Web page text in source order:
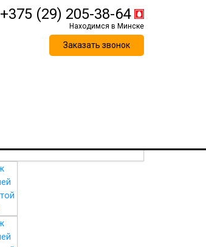
+375 (29) 205-38-64
Заказать звонок